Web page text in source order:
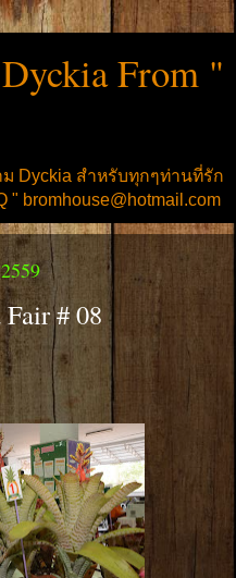
From "
Dyckia สำหรับทุกๆท่านที่รัก
bromhouse@hotmail.com
# 08